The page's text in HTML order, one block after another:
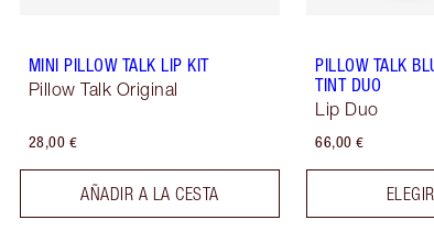
MINI PILLOW TALK LIP KIT
Pillow Talk Original
28,00 €
AÑADIR A LA CESTA
PILLOW TALK
TINT DUO
Lip Duo
66,00 €